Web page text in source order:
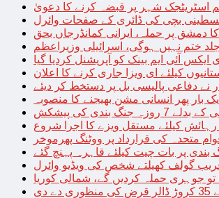
اسٹریٹجک شہر پر قبضہ کرنے کا دعویٰ
بچی کی ڈائری کے صفحات وائرل
کا دمشق پر حملہ، ایرانی کمانڈرجاں بحق
ختم نہیں ہوگی، اسرائیلی وزیراعظم
آئی ایم بینک کو آپریشنل کردیا گیا
کیلئے ای ویزا جاری کرنے کا اعلان
نے دفاعی پالیسی بل پر دستخط کر دیئے
کیلئے مستقل ویزے کا اجرا شروع
بندی پر بات چیت کیلئے قاہرہ پہنچ گئے
گولف کھیلتے شخص کی ویڈیو وائرل
تو جوہری حملہ کردیں گے، شمالی کوریا